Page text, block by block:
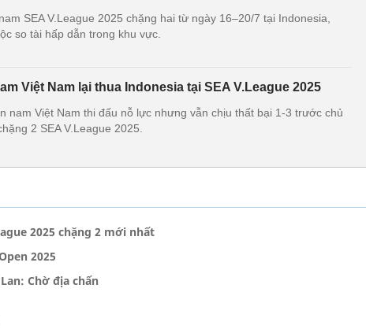
SEA V.League 2025 chặng hai từ ngày 16–20/7 tại Indonesia,
so tài hấp dẫn trong khu vực.
Việt Nam lại thua Indonesia tại SEA V.League 2025
nam Việt Nam thi đấu nỗ lực nhưng vẫn chịu thất bại 1-3 trước chủ
2 SEA V.League 2025.
2025 chặng 2 mới nhất
2025
Chờ địa chấn